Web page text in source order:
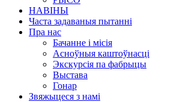
НАВІНЫ
Часта задаваныя пытанні
Пра нас
Бачанне і місія
Асноўныя каштоўнасці
Экскурсія па фабрыцы
Выстава
Гонар
Звяжыцеся з намі